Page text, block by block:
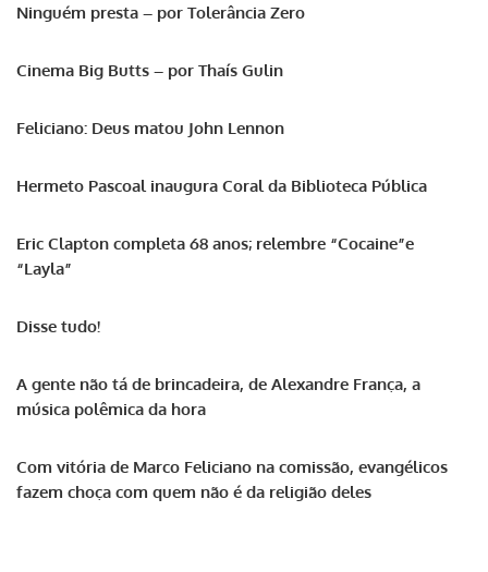
Ninguém presta – por Tolerância Zero
Cinema Big Butts – por Thaís Gulin
Feliciano: Deus matou John Lennon
Hermeto Pascoal inaugura Coral da Biblioteca Pública
Eric Clapton completa 68 anos; relembre “Cocaine”e
“Layla”
Disse tudo!
A gente não tá de brincadeira, de Alexandre França, a
música polêmica da hora
Com vitória de Marco Feliciano na comissão, evangélicos
fazem choça com quem não é da religião deles